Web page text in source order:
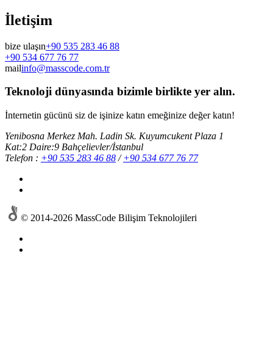
İletişim
bize ulaşın+90 535 283 46 88
+90 534 677 76 77
mailinfo@masscode.com.tr
Teknoloji dünyasında bizimle birlikte yer alın.
İnternetin gücünü siz de işinize katın emeğinize değer katın!
Yenibosna Merkez Mah. Ladin Sk. Kuyumcukent Plaza 1
Kat:2 Daire:9 Bahçelievler/İstanbul
Telefon : +90 535 283 46 88 /+90 534 677 76 77
© 2014-2026 MassCode Bilişim Teknolojileri